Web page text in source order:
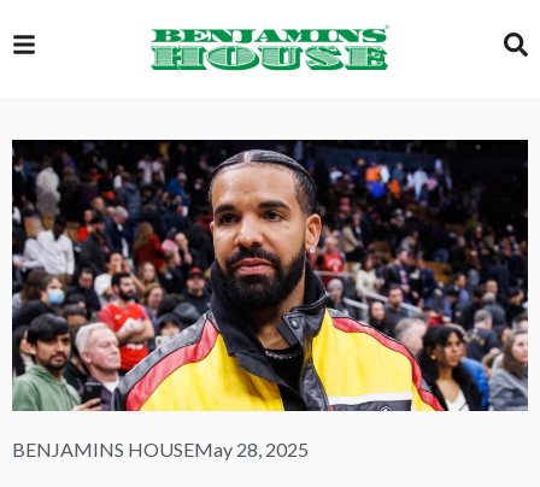
EXCLUSIVE
GLOBAL
VIDEOS
GALLERY
BENJAMINS HOUSEMay 28, 2025